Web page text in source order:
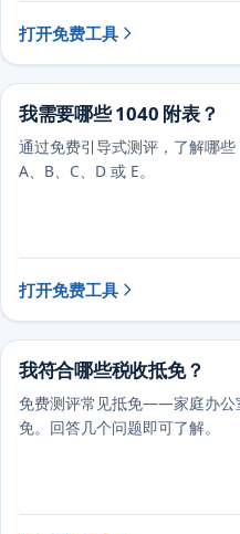
打开免费工具
我需要哪些 1040 附表？
通过免费引导式测评，了解哪
A、B、C、D 或 E。
打开免费工具
我符合哪些税收抵免？
免费测评常见抵免——家庭办公
免。回答几个问题即可了解。